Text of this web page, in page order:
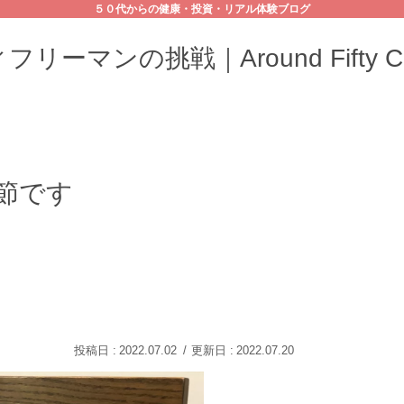
５０代からの健康・投資・リアル体験ブログ
リーマンの挑戦｜Around Fifty
です
2022.07.02 2022.07.20